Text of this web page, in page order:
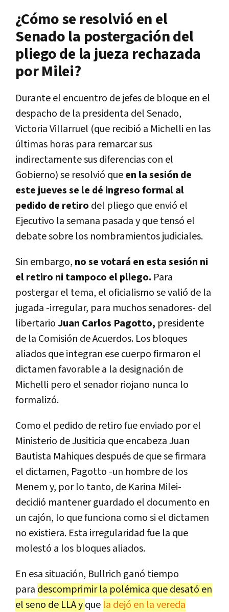
¿Cómo se resolvió en el
Senado la postergación del
pliego de la jueza rechazada
por Milei?
Durante el encuentro de jefes de bloque en el
despacho de la presidenta del Senado,
Victoria Villarruel (que recibió a Michelli en las
últimas horas para remarcar sus
indirectamente sus diferencias con el
Gobierno) se resolvió queen la sesión de
este jueves se le dé ingreso formal al
pedido de retiro del pliego que envió el
Ejecutivo la semana pasada y que tensó el
debate sobre los nombramientos judiciales.
Sin embargo, no se votará en esta sesión ni
el retiro ni tampoco el pliego. Para
postergar el tema, el oficialismo se valió de la
jugada -irregular, para muchos senadores- del
libertarioJuan Carlos Pagotto, presidente
de la Comisión de Acuerdos. Los bloques
aliados que integran ese cuerpo firmaron el
dictamen favorable a la designación de
Michelli pero el senador riojano nunca lo
formalizó.
Como el pedido de retiro fue enviado por el
Ministerio de Jusiticia que encabeza Juan
Bautista Mahiques después de que se firmara
el dictamen, Pagotto -un hombre de los
Menem y, por lo tanto, de Karina Milei-
decidió mantener guardado el documento en
un cajón, lo que funciona como si el dictamen
no existiera. Esta irregularidad fue la que
molestó a los bloques aliados.
En esa situación, Bullrich ganó tiempo
para descomprimir la polémica que desató en
el seno de LLA yque la dejó en la vereda